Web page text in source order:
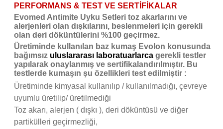
PERFORMANS & TEST VE SERTİFİKALAR
Evomed Antimite Uyku Setleri toz akarlarını ve
alerjenleri olan dışkılarını, beslenmeleri için gerekli
olan deri döküntülerini %100 geçirmez.
Üretiminde kullanılan baz kumaş Evolon konusunda
bağımsız uluslararası laboratuarlarca gerekli testler
yapılarak onaylanmış ve sertifikalandırılmıştır. Bu
testlerde kumaşın şu özellikleri test edilmiştir :
Üretiminde kimyasal kullanılıp / kullanılmadığı, çevreye
uyumlu üretilip/ üretilmediği
Toz akarı, alerjen ( dışkı ), deri döküntüsü ve diğer
partikülleri geçirmezliği,